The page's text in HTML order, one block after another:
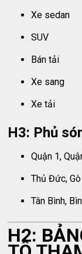
Xe sedan
SUV
Bán tải
Xe sang
Xe tải
H3: Phủ
Quận 1,
Thủ Đức,
Tân Bình,
H2: